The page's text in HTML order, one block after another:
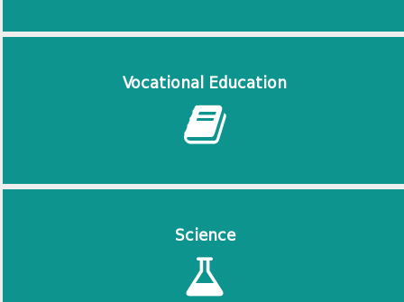
Vocational Education
Science